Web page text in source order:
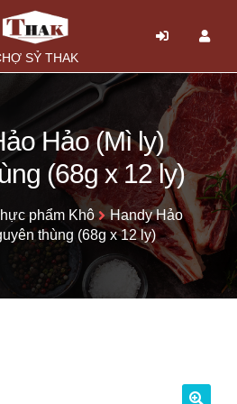
SỶ THAK
Mở
rộng
menu
con
Hảo (Mì ly)
(68g x 12 ly)
phẩm Khô
Handy Hảo
thùng (68g x 12 ly)